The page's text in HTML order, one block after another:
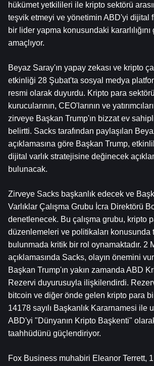
hükümet yetkilileri ile kripto sektörü
teşvik etmeyi ve yönetimin ABD'yi dijital
bir lider yapma konusundaki
amaçlıyor.
Beyaz Saray'ın yapay zekası ve kripto
etkinliği 28 Şubat'ta sosyal medya
resmi olarak duyurdu. Kripto para
kurucularının, CEO'larının ve
zirveye Başkan Trump'ın bizzat ev
belirtti. Sacks tarafından paylaşılan
açıklamasına göre Başkan Trump,
dijital varlık stratejisine değinecek
bulunacak.
Zirveye Sacks başkanlık edecek ve
Varlıklar Çalışma Grubu İcra Direktörü
denetlenecek. Bu çalışma grubu, kripto
düzenlemeleri ve politikaları konusunda
bulunmada kritik bir rol oynamaktadır. 2
açıklamasında Sacks, olayın önemini
Başkan Trump'ın yakın zamanda ABD
bitcoin ve diğer önde gelen kripto para
14178 sayılı Başkanlık Kararnamesi ile
ABD'yi "Dünyanın Kripto Başkenti"
taahhüdünü güçlendiriyor.
Fox Business muhabiri Eleanor Terrett,